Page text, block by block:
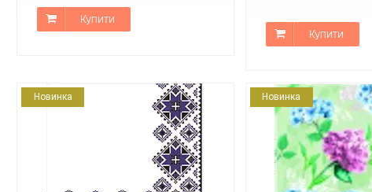
Купити
Купити
Новинка Новинка